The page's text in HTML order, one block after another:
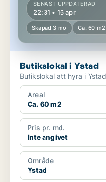
SENAST UPPDATERAD
22:31 • 16 apr.
Skapad 3 mo Ca. 60 m2
Butikslokal i Ystad
Butikslokal att hyra i Ystad
Areal
Ca. 60 m2
Pris pr. md.
Inte angivet
Område
Ystad